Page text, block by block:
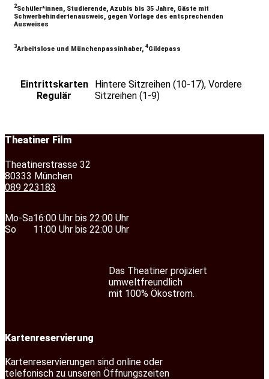
2Schüler*innen, Studierende, Azubis bis 35 Jahre, Gäste mit
Schwerbehindertenausweis, gegen Vorlage des entsprechenden
Ausweises
3Arbeitslose und Münchenpassinhaber, 4Gildepass
Eintrittskarten
Regulär
Hintere Sitzreihen (10-17), Vordere
Sitzreihen (1-9)
Theatiner Film
Theatinerstrasse 32
80333 München
089 223183
Mo-Sa
So
16:00 Uhr bis 22:00 Uhr
11:00 Uhr bis 22:00 Uhr
Das Theatiner projiziert
umweltfreundlich
mit 100% Ökostrom.
Kartenreservierung
Kartenreservierungen sind online oder
telefonisch zu unseren Öffnungszeiten